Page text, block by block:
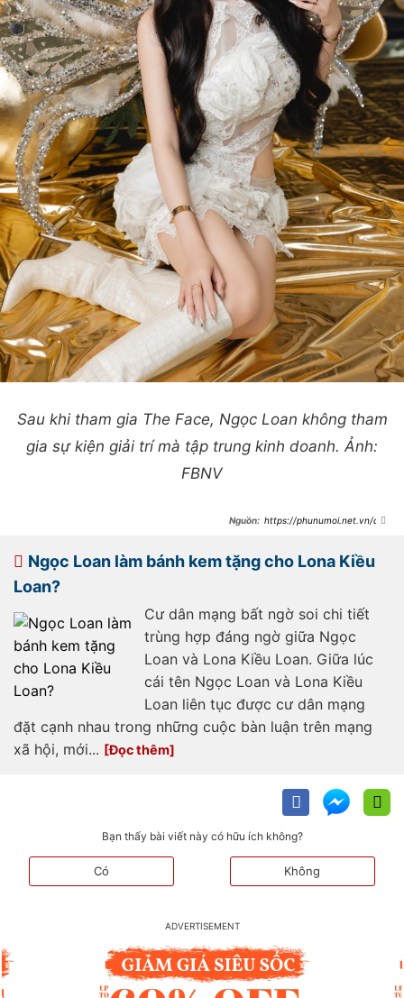
Sau khi tham gia The Face, Ngọc Loan không tham
gia sự kiện giải trí mà tập trung kinh doanh. Ảnh:
FBNV
https://phunumoi.net.vn/day
kieu-loan-thi-khong-d357236.html
Ngọc Loan làm bánh kem tặng cho Lona Kiều
Loan?
Cư dân mạng bất ngờ soi chi tiết
trùng hợp đáng ngờ giữa Ngọc
Loan và Lona Kiều Loan. Giữa lúc
cái tên Ngọc Loan và Lona Kiều
Loan liên tục được cư dân mạng
đặt cạnh nhau trong những cuộc bàn luận trên mạng
xã hội, mới...
Bạn thấy bài viết này có hữu ích không?
Có Không